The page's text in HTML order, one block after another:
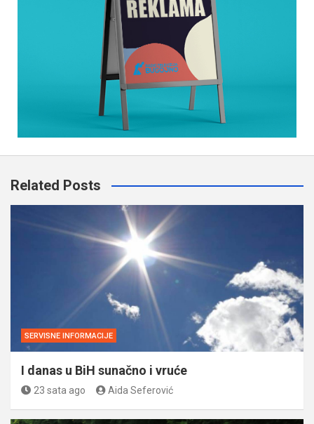
Related Posts
SERVISNE INFORMACIJE
I danas u BiH sunačno i vruće
23 sata ago Aida Seferović